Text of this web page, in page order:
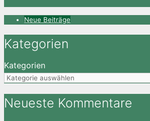
Neue Beiträge
Kategorien
Kategorien
Neueste Kommentare